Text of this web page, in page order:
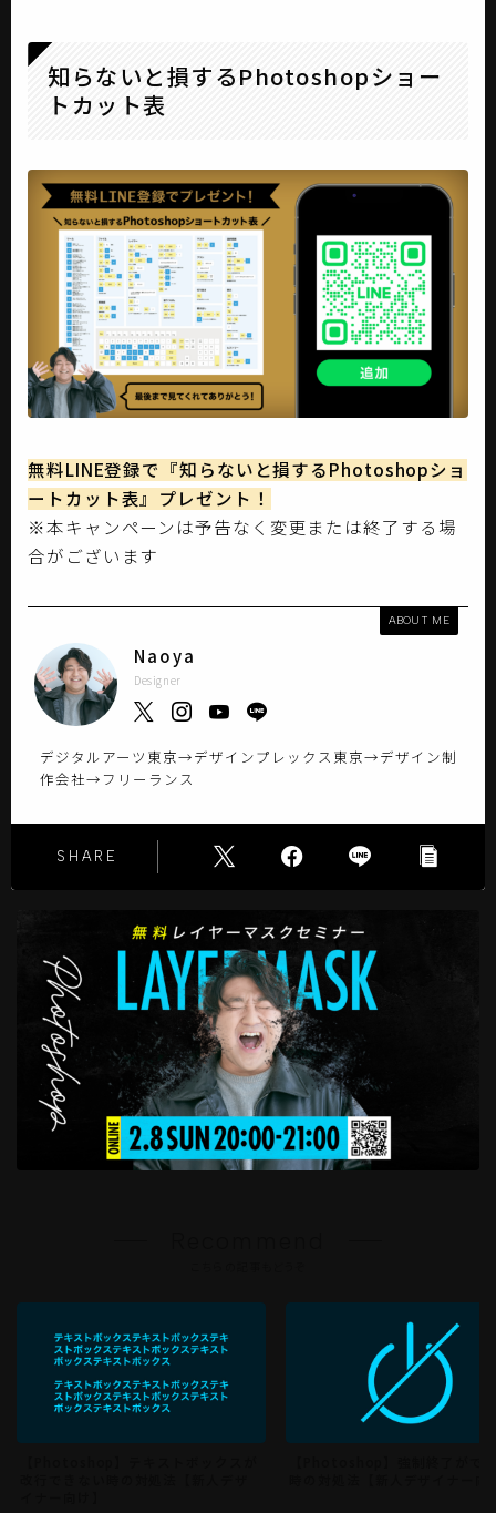
知らないと損するPhotoshopショー
トカット表
無料LINE登録で『知らないと損するPhotoshopショ
ートカット表』プレゼント！
※本キャンペーンは予告なく変更または終了する場
合がございます
ABOUT ME
Naoya
Designer
デジタルアーツ東京→デザインプレックス東京→デザイン制
作会社→フリーランス
SHARE